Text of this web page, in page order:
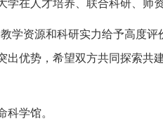
在人才培养、联合科研、师
学资源和科研实力给予高度
优势，希望双方共同探索
科学馆。